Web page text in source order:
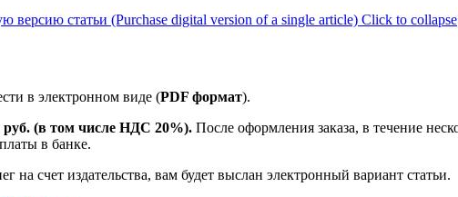
версию статьи (Purchase digital version of a single article) Click to collapse
в электронном виде (PDF формат).
руб. (в том числе НДС 20%). После оформления заказа, в течение
в банке.
на счет издательства, вам будет выслан электронный вариант статьи.